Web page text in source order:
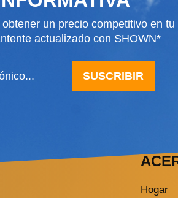
un precio competitivo en tu
actualizado con SHOWN*
SUSCRIBIR
Hogar